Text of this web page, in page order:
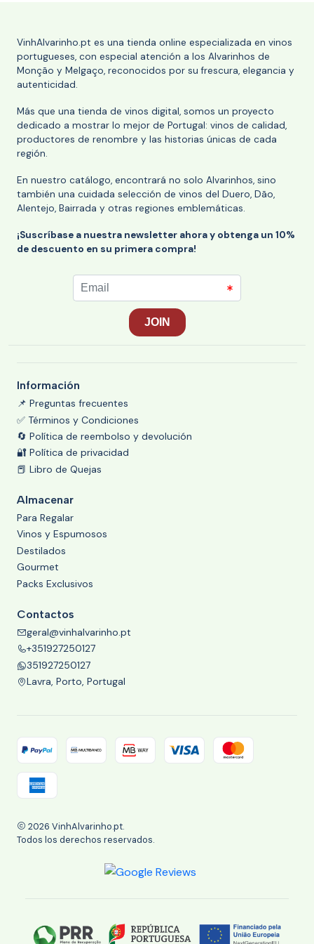
VinhAlvarinho.pt es una tienda online especializada en vinos
portugueses, con especial atención a los Alvarinhos de
Monção y Melgaço, reconocidos por su frescura, elegancia y
autenticidad.
Más que una tienda de vinos digital, somos un proyecto
dedicado a mostrar lo mejor de Portugal: vinos de calidad,
productores de renombre y las historias únicas de cada
región.
En nuestro catálogo, encontrará no solo Alvarinhos, sino
también una cuidada selección de vinos del Duero, Dão,
Alentejo, Bairrada y otras regiones emblemáticas.
¡Suscríbase a nuestra newsletter ahora y obtenga un 10%
de descuento en su primera compra!
Información
📌 Preguntas frecuentes
✅ Términos y Condiciones
🔄 Política de reembolso y devolución
🔐 Política de privacidad
📕 Libro de Quejas
Almacenar
Para Regalar
Vinos y Espumosos
Destilados
Gourmet
Packs Exclusivos
Contactos
geral@vinhalvarinho.pt
+351927250127
351927250127
Lavra, Porto, Portugal
2026 VinhAlvarinho.pt.
Todos los derechos reservados.